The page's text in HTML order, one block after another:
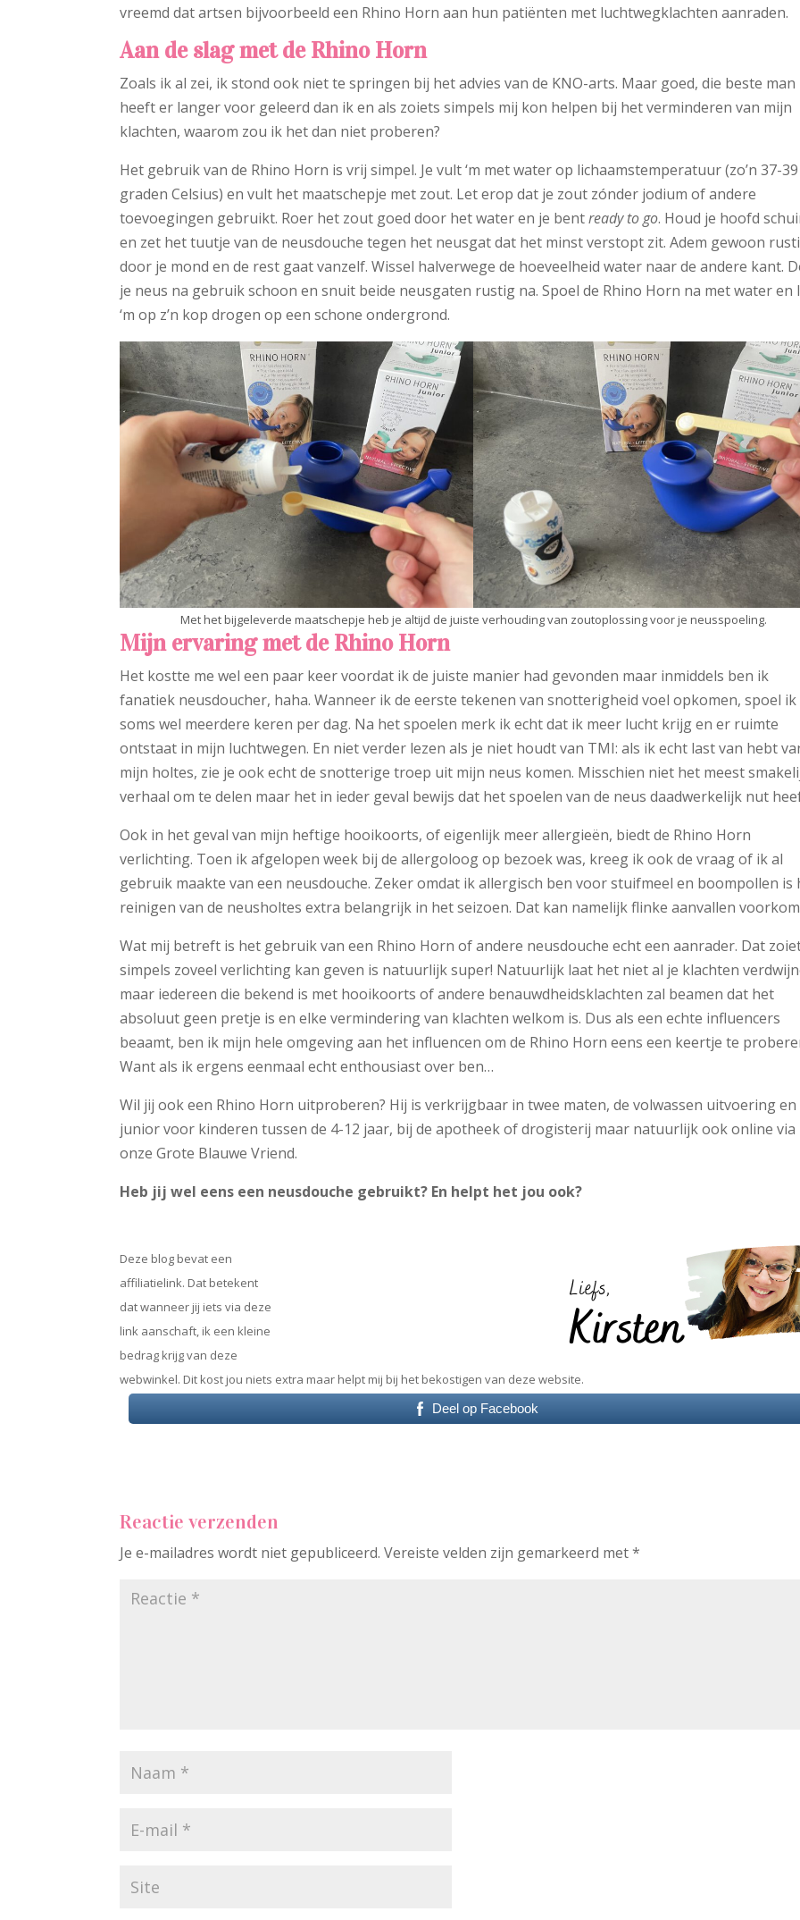
vreemd dat artsen bijvoorbeeld een Rhino Horn aan hun patiënten met luchtwegklachten aanraden.
Aan de slag met de Rhino Horn
Zoals ik al zei, ik stond ook niet te springen bij het advies van de KNO-arts. Maar goed, die beste man
heeft er langer voor geleerd dan ik en als zoiets simpels mij kon helpen bij het verminderen van mijn
klachten, waarom zou ik het dan niet proberen?
Het gebruik van de Rhino Horn is vrij simpel. Je vult ‘m met water op lichaamstemperatuur (zo’n 37-39
graden Celsius) en vult het maatschepje met zout. Let erop dat je zout zónder jodium of andere
toevoegingen gebruikt. Roer het zout goed door het water en je bentready to go. Houd je hoofd
en zet het tuutje van de neusdouche tegen het neusgat dat het minst verstopt zit. Adem gewoon
door je mond en de rest gaat vanzelf. Wissel halverwege de hoeveelheid water naar de andere kant.
je neus na gebruik schoon en snuit beide neusgaten rustig na. Spoel de Rhino Horn na met water en
‘m op z’n kop drogen op een schone ondergrond.
Met het bijgeleverde maatschepje heb je altijd de juiste verhouding van zoutoplossing voor je neusspoeling.
Mijn ervaring met de Rhino Horn
Het kostte me wel een paar keer voordat ik de juiste manier had gevonden maar inmiddels ben ik
fanatiek neusdoucher, haha. Wanneer ik de eerste tekenen van snotterigheid voel opkomen, spoel ik
soms wel meerdere keren per dag. Na het spoelen merk ik echt dat ik meer lucht krijg en er ruimte
ontstaat in mijn luchtwegen. En niet verder lezen als je niet houdt van TMI: als ik echt last van hebt
mijn holtes, zie je ook echt de snotterige troep uit mijn neus komen. Misschien niet het meest
verhaal om te delen maar het in ieder geval bewijs dat het spoelen van de neus daadwerkelijk nut
Ook in het geval van mijn heftige hooikoorts, of eigenlijk meer allergieën, biedt de Rhino Horn
verlichting. Toen ik afgelopen week bij de allergoloog op bezoek was, kreeg ik ook de vraag of ik al
gebruik maakte van een neusdouche. Zeker omdat ik allergisch ben voor stuifmeel en boompollen is
reinigen van de neusholtes extra belangrijk in het seizoen. Dat kan namelijk flinke aanvallen
Wat mij betreft is het gebruik van een Rhino Horn of andere neusdouche echt een aanrader. Dat
simpels zoveel verlichting kan geven is natuurlijk super! Natuurlijk laat het niet al je klachten
maar iedereen die bekend is met hooikoorts of andere benauwdheidsklachten zal beamen dat het
absoluut geen pretje is en elke vermindering van klachten welkom is. Dus als een echte influencers
beaamt, ben ik mijn hele omgeving aan het influencen om de Rhino Horn eens een keertje te
Want als ik ergens eenmaal echt enthousiast over ben…
Wil jij ook een Rhino Horn uitproberen? Hij is verkrijgbaar in twee maten, de volwassen uitvoering en
junior voor kinderen tussen de 4-12 jaar, bij de apotheek of drogisterij maar natuurlijk ook online via
onze Grote Blauwe Vriend.
Heb jij wel eens een neusdouche gebruikt? En helpt het jou ook?
Deze blog bevat een
affiliatielink. Dat betekent
dat wanneer jij iets via deze
link aanschaft, ik een kleine
bedrag krijg van deze
webwinkel. Dit kost jou niets extra maar helpt mij bij het bekostigen van deze website.
Deel op Facebook
Reactie verzenden
Je e-mailadres wordt niet gepubliceerd. Vereiste velden zijn gemarkeerd met*